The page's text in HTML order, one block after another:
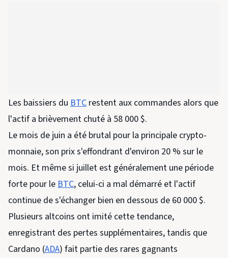
Les baissiers du BTC restent aux commandes alors que
l'actif a brièvement chuté à 58 000 $.
Le mois de juin a été brutal pour la principale crypto-
monnaie, son prix s'effondrant d'environ 20 % sur le
mois. Et même si juillet est généralement une période
forte pour le BTC, celui-ci a mal démarré et l'actif
continue de s'échanger bien en dessous de 60 000 $.
Plusieurs altcoins ont imité cette tendance,
enregistrant des pertes supplémentaires, tandis que
Cardano (ADA) fait partie des rares gagnants